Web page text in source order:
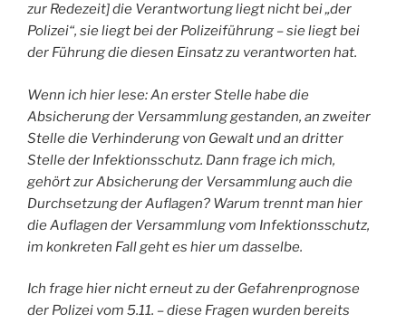
zur Redezeit] die Verantwortung liegt nicht bei „der
Polizei“, sie liegt bei der Polizeiführung – sie liegt bei
der Führung die diesen Einsatz zu verantworten hat.
Wenn ich hier lese: An erster Stelle habe die
Absicherung der Versammlung gestanden, an zweiter
Stelle die Verhinderung von Gewalt und an dritter
Stelle der Infektionsschutz. Dann frage ich mich,
gehört zur Absicherung der Versammlung auch die
Durchsetzung der Auflagen? Warum trennt man hier
die Auflagen der Versammlung vom Infektionsschutz,
im konkreten Fall geht es hier um dasselbe.
Ich frage hier nicht erneut zu der Gefahrenprognose
der Polizei vom 5.11. – diese Fragen wurden bereits